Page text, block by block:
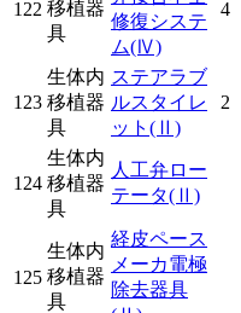
122 移植器
具
修復システ
ム(Ⅳ)
4
123
生体内
移植器
具
ステアラブ
ルスタイレ
ット (Ⅱ)
2
124
生体内
移植器
具
人工弁ロー
テータ(Ⅱ)
125
生体内
移植器
具
経皮ペース
メーカ電極
除去器具